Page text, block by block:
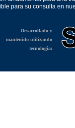
para su consulta en
Desarrollado y
mantenido utilizando
tecnología: